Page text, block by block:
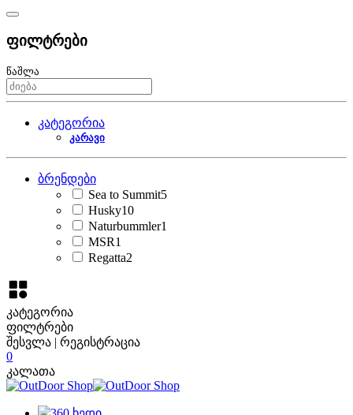
ფილტრები
წაშლა
კატეგორია
კარავი
ბრენდები
Sea to Summit5
Husky10
Naturbummler1
MSR1
Regatta2
კატეგორია
ფილტრები
შესვლა | რეგისტრაცია
0
კალათა